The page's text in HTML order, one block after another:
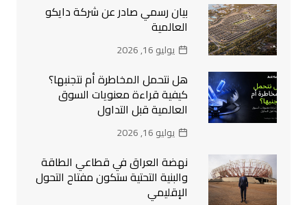
بيان رسمي صادر عن شركة دايكو
العالمية
يوليو 16, 2026
هل نتحمل المخاطرة أم نتجنبها؟
كيفية قراءة معنويات السوق
العالمية قبل التداول
يوليو 16, 2026
نهضة العراق في قطاعي الطاقة
والبنية التحتية ستكون مفتاح التحول
الإقليمي